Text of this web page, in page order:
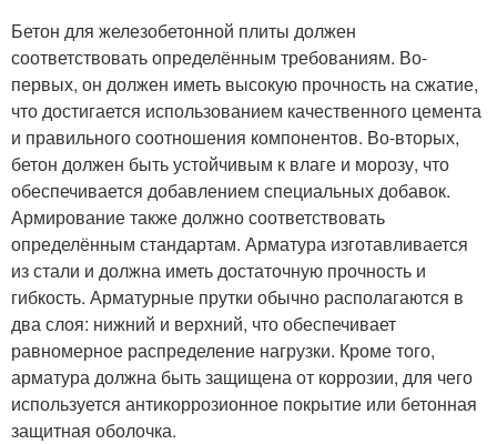
Бетон для железобетонной плиты должен
соответствовать определённым требованиям. Во-
первых, он должен иметь высокую прочность на сжатие,
что достигается использованием качественного цемента
и правильного соотношения компонентов. Во-вторых,
бетон должен быть устойчивым к влаге и морозу, что
обеспечивается добавлением специальных добавок.
Армирование также должно соответствовать
определённым стандартам. Арматура изготавливается
из стали и должна иметь достаточную прочность и
гибкость. Арматурные прутки обычно располагаются в
два слоя: нижний и верхний, что обеспечивает
равномерное распределение нагрузки. Кроме того,
арматура должна быть защищена от коррозии, для чего
используется антикоррозионное покрытие или бетонная
защитная оболочка.